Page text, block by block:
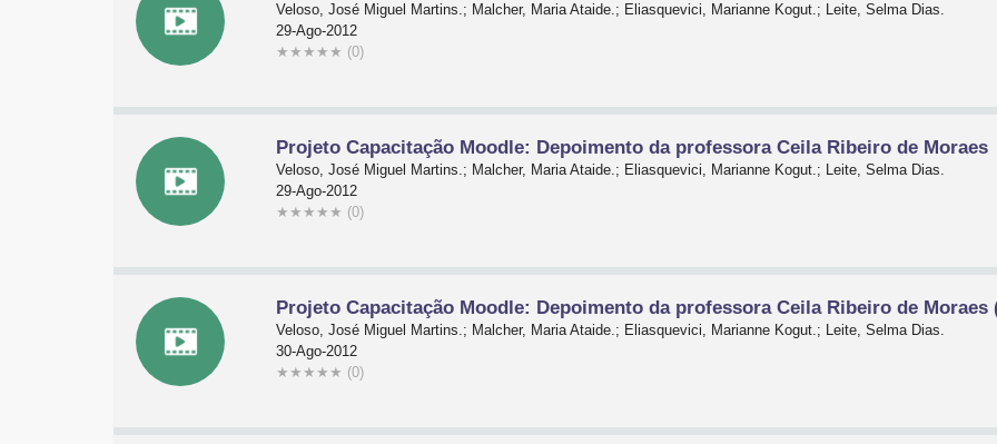
Veloso, José Miguel Martins.; Malcher, Maria Ataide.; Eliasquevici, Marianne Kogut.; Leite, Selma Dias.
29-Ago-2012
★ ★ ★ ★ ★ (0)
Projeto Capacitação Moodle: Depoimento da professora Ceila Ribeiro de Moraes
Veloso, José Miguel Martins.; Malcher, Maria Ataide.; Eliasquevici, Marianne Kogut.; Leite, Selma Dias.
29-Ago-2012
★ ★ ★ ★ ★ (0)
Projeto Capacitação Moodle: Depoimento da professora Ceila Ribeiro de Moraes
Veloso, José Miguel Martins.; Malcher, Maria Ataide.; Eliasquevici, Marianne Kogut.; Leite, Selma Dias.
30-Ago-2012
★ ★ ★ ★ ★ (0)